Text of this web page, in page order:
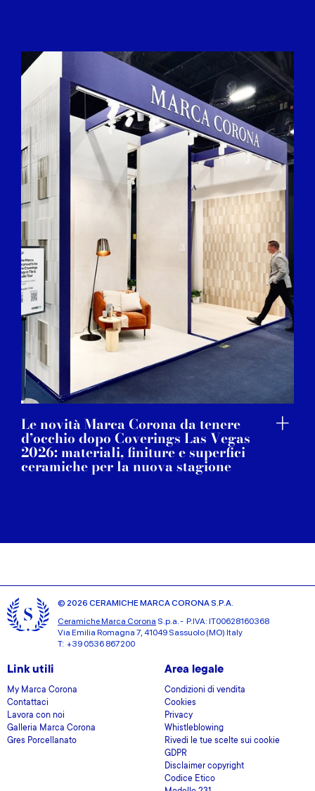
Le novità Marca Corona da tenere
d’occhio dopo Coverings Las Vegas
2026: materiali, finiture e superfici
ceramiche per la nuova stagione
© 2026 CERAMICHE MARCA CORONA S.P.A.
Ceramiche Marca Corona S.p.a. - P.IVA: IT00628160368
Via Emilia Romagna 7, 41049 Sassuolo (MO) Italy
T: +39 0536 867200
Link utili
My Marca Corona
Contattaci
Lavora con noi
Galleria Marca Corona
Gres Porcellanato
Area legale
Condizioni di vendita
Cookies
Privacy
Whistleblowing
Rivedi le tue scelte sui cookie
GDPR
Disclaimer copyright
Codice Etico